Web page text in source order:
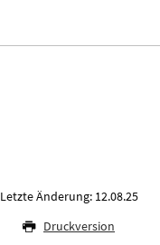
Letzte Änderung: 12.08.25
Druckversion